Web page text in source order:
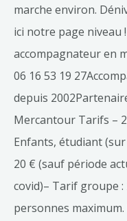
marche environ.
ici notre page niveau
accompagnateur en
06 16 53 19
depuis
Mercantour Tarifs –
Enfants, étudiant
20 € (sauf période
covid)– Tarif groupe
personnes